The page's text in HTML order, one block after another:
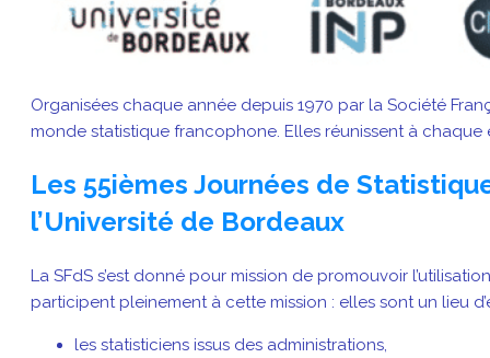
Organisées chaque année depuis 1970 par la Société
monde statistique francophone. Elles réunissent à
Les 55ièmes Journées de
l’Université de Bordeaux
La SFdS s’est donné pour mission de promouvoir
participent pleinement à cette mission : elles sont un lieu
les statisticiens issus des administrations,